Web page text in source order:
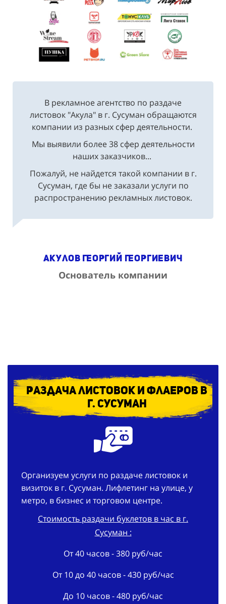
В рекламное агентство по раздаче
листовок "Акула" в г. Сусуман обращаются
компании из разных сфер деятельности.
Мы выявили более 38 сфер деятельности
наших заказчиков...
Пожалуй, не найдется такой компании в г.
Сусуман, где бы не заказали услуги по
распространению рекламных листовок.
Акулов Георгий Георгиевич
Основатель компании
Раздача листовок и флаеров в
г. Сусуман
Организуем услуги по раздаче листовок и
визиток в г. Сусуман. Лифлетинг на улице, у
метро, в бизнес и торговом центре.
Стоимость раздачи буклетов в час в г.
Сусуман :
От 40 часов - 380 руб/час
От 10 до 40 часов - 430 руб/час
До 10 часов - 480 руб/час